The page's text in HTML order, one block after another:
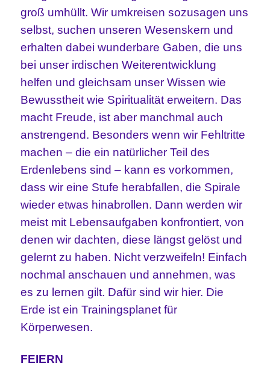
groß umhüllt. Wir umkreisen sozusagen uns
selbst, suchen unseren Wesenskern und
erhalten dabei wunderbare Gaben, die uns
bei unser irdischen Weiterentwicklung
helfen und gleichsam unser Wissen wie
Bewusstheit wie Spiritualität erweitern. Das
macht Freude, ist aber manchmal auch
anstrengend. Besonders wenn wir Fehltritte
machen – die ein natürlicher Teil des
Erdenlebens sind – kann es vorkommen,
dass wir eine Stufe herabfallen, die Spirale
wieder etwas hinabrollen. Dann werden wir
meist mit Lebensaufgaben konfrontiert, von
denen wir dachten, diese längst gelöst und
gelernt zu haben. Nicht verzweifeln! Einfach
nochmal anschauen und annehmen, was
es zu lernen gilt. Dafür sind wir hier. Die
Erde ist ein Trainingsplanet für
Körperwesen.
FEIERN